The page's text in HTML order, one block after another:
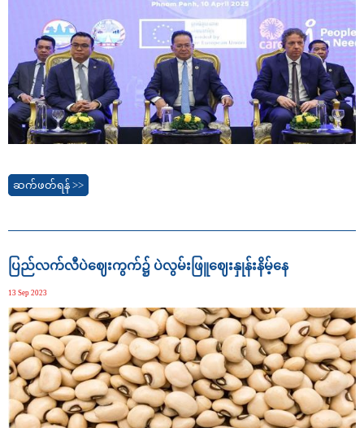
ဆက်ဖတ်ရန် >>
ပြည်လက်လီပဲဈေးကွက်၌ ပဲလွမ်းဖြူဈေးနှုန်းနိမ့်နေ
13 Sep 2023